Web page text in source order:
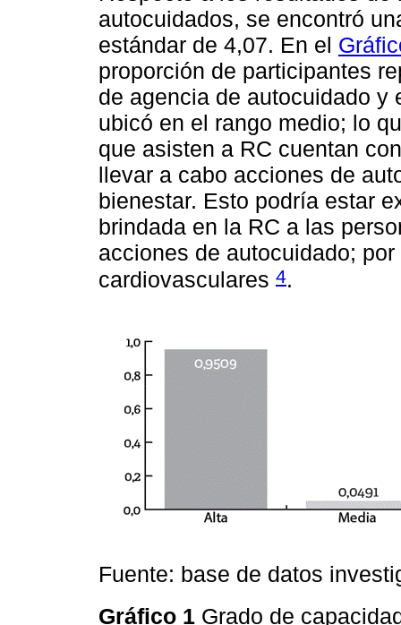
autocuidados, se encontró
estándar de 4,07. En el
proporción de participantes
de agencia de autocuidado y
ubicó en el rango medio; lo
que asisten a RC cuentan
llevar a cabo acciones de
bienestar. Esto podría estar
brindada en la RC a las
acciones de autocuidado;
cardiovasculares 4.
Fuente: base de datos
Gráfico 1 Grado de